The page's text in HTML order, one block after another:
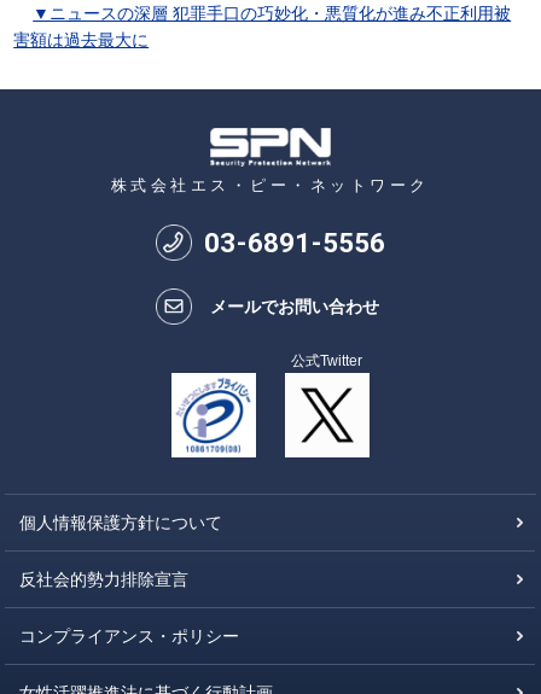
▼ニュースの深層 犯罪手口の巧妙化・悪質化が進み不正利用被
害額は過去最大に
株式会社エス・ピー・ネットワーク
03-6891-5556
メールでお問い合わせ
公式Twitter
個人情報保護方針について
反社会的勢力排除宣言
コンプライアンス・ポリシー